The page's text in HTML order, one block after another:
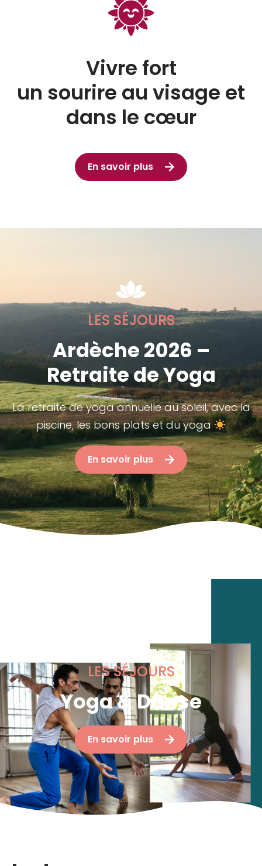
Vivre fort
un sourire au visage et
dans le cœur
En savoir plus
LES SÉJOURS
Ardèche 2026 –
Retraite de Yoga
La retraite de yoga annuelle au soleil, avec la
piscine, les bons plats et du yoga
En savoir plus
LES SÉJOURS
Yoga & Danse
En savoir plus